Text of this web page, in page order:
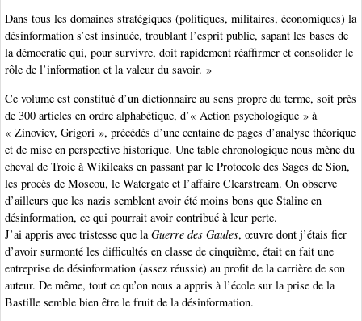
Dans tous les domaines stratégiques (politiques, militaires, économiques) la
désinformation s’est insinuée, troublant l’esprit public, sapant les bases de
la démocratie qui, pour survivre, doit rapidement réaffirmer et consolider le
rôle de l’information et la valeur du savoir. »
Ce volume est constitué d’un dictionnaire au sens propre du terme, soit près
de 300 articles en ordre alphabétique, d’« Action psychologique » à
« Zinoviev, Grigori », précédés d’une centaine de pages d’analyse théorique
et de mise en perspective historique. Une table chronologique nous mène du
cheval de Troie à Wikileaks en passant par le Protocole des Sages de Sion,
les procès de Moscou, le Watergate et l’affaire Clearstream. On observe
d’ailleurs que les nazis semblent avoir été moins bons que Staline en
désinformation, ce qui pourrait avoir contribué à leur perte.
J’ai appris avec tristesse que la Guerre des Gaules, œuvre dont j’étais fier
d’avoir surmonté les difficultés en classe de cinquième, était en fait une
entreprise de désinformation (assez réussie) au profit de la carrière de son
auteur. De même, tout ce qu’on nous a appris à l’école sur la prise de la
Bastille semble bien être le fruit de la désinformation.